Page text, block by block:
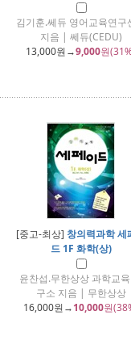
김기훈.쎄듀 영어교육연구
지음 | 쎄듀(CEDU)
13,000원→9,000원
[중고-최상] 창의력과학 세
드 1F 화학(상)
윤찬섭.무한상상 과학교육
구소 지음 | 무한상상
16,000원→10,000원